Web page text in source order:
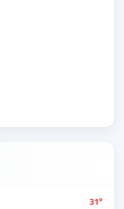
31°